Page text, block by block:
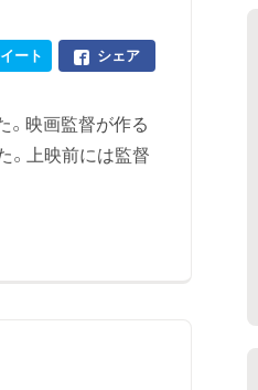
シェア
ート
映画監督が作る
。上映前には監督